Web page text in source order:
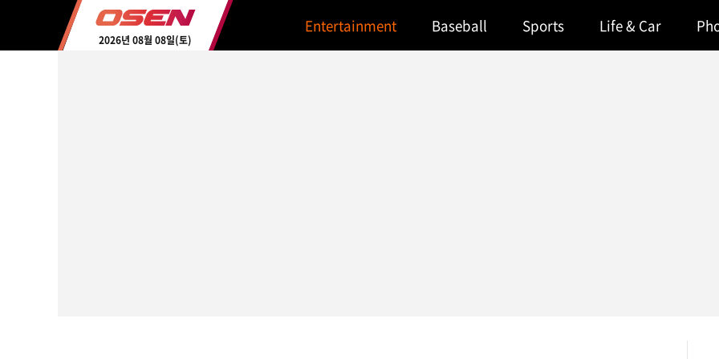
2026년 08월 08일(토)
Entertainment Baseball Sports Life & Car